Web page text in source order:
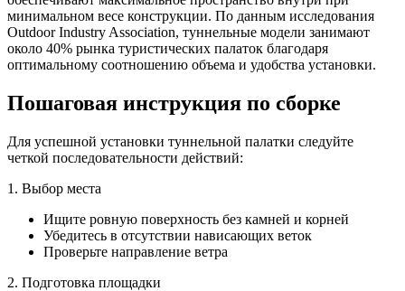
минимальном весе конструкции. По данным исследования
Outdoor Industry Association, туннельные модели занимают
около 40% рынка туристических палаток благодаря
оптимальному соотношению объема и удобства установки.
Пошаговая инструкция по сборке
Для успешной установки туннельной палатки следуйте
четкой последовательности действий:
1. Выбор места
Ищите ровную поверхность без камней и корней
Убедитесь в отсутствии нависающих веток
Проверьте направление ветра
2. Подготовка площадки